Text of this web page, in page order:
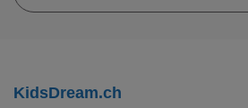
KidsDream.ch